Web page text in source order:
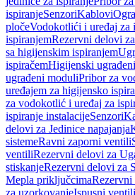
ispiranjeSenzoriKablovi
pločeVodokotlići i uređaj za
ispiranjemRezervni delovi
sa higijenskim ispiranjem
ispiračemHigijenski
ugrađeni moduliPribor za
uređajem za higijensko
za vodokotlić i uređaj za
ispiranje instalacijeSenzori
delovi za Jedinice napajanja
sistemeRavni zaporni ventili
ventiliRezervni delovi za
stiskanjeRezervni delovi za
Mepla priključcimaRezervni
za uzorkovanjeIspusni ventili